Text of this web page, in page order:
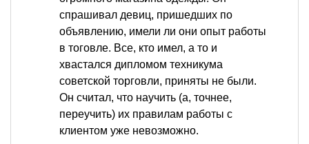
спрашивал девиц, пришедших по
объявлению, имели ли они опыт работы
в тоговле. Все, кто имел, а то и
хвастался дипломом техникума
советской торговли, приняты не были.
Он считал, что научить (а, точнее,
переучить) их правилам работы с
клиентом уже невозможно.